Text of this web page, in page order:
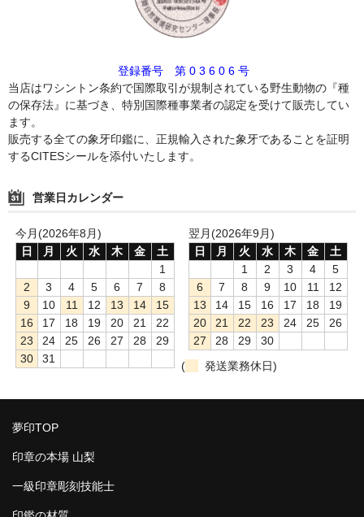
登録番号 第 0 3 6 0 6 号
当店はワシントン条約で国際取引が規制されている野生動物の『種
の保存法』に基づき、特別国際種事業者の認定を受けて販売してい
ます。
販売する全ての象牙印鑑に、正規輸入された象牙であることを証明
するCITESシールを添付いたします。
営業日カレンダー
今月(2026年8月)
日
月 火 水 木 金
土
1
2
3 4 5 6 7
8
9
10 11 12 13 14
15
16
17 18 19 20 21
22
23
24 25 26 27 28
29
30
31
翌月(2026年9月)
日
月 火 水 木 金
土
1
2 3 4
5
6
7 8 9 10 11
12
13
14 15 16 17 18
19
20
21 22 23 24 25
26
27
28 29
30
(
発送業務休日)
夢印TOP
印章の本場 山梨
一級印章彫刻技能士